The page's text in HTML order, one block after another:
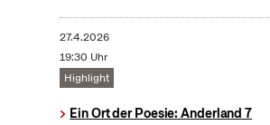
27.4.2026
19:30 Uhr
Highlight
Ein Ort der Poesie: Anderland 7